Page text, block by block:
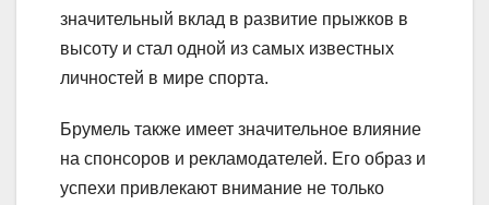
значительный вклад в развитие прыжков в
высоту и стал одной из самых известных
личностей в мире спорта.
Брумель также имеет значительное влияние
на спонсоров и рекламодателей. Его образ и
успехи привлекают внимание не только